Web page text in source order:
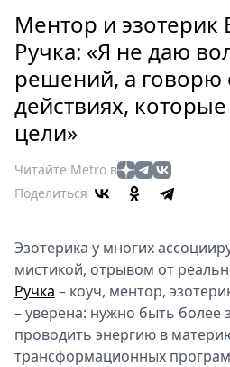
Россия
Мир
Здоровье
Еда
Театр
Кино
Книги
Выставки
Пресс-
релизы
О
Ментор и эзотерик
Ручка: «Я не даю
решений, а говорю
действиях,
цели»
Читайте Metro в
Поделиться
Эзотерика у многих
мистикой, отрывом от
Ручка – коуч, ментор,
– уверена: нужно быть более
проводить энергию в
трансформационных